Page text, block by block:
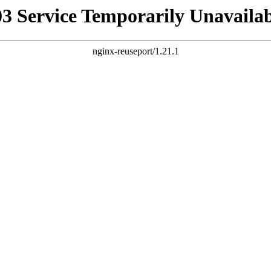
Service Temporarily
nginx-reuseport/1.21.1